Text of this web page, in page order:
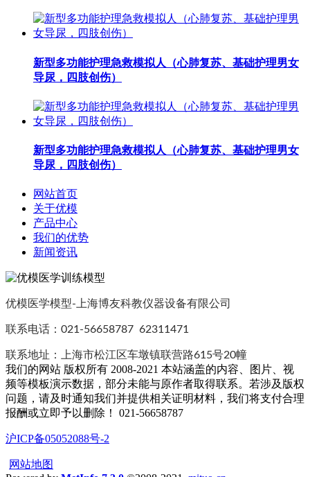
新型多功能护理急救模拟人（心肺复苏、基础护理男女
导尿，四肢创伤）
新型多功能护理急救模拟人（心肺复苏、基础护理男女
导尿，四肢创伤）
网站首页
关于优模
产品中心
我们的优势
新闻资讯
优模医学模型-上海博友科教仪器设备有限公司
联系电话：021-56658787 62311471
联系地址：上海市松江区车墩镇联营路615号20幢
我们的网站 版权所有 2008-2021 本站涵盖的内容、图片、视
频等模板演示数据，部分未能与原作者取得联系。若涉及版权
问题，请及时通知我们并提供相关证明材料，我们将支付合理
报酬或立即予以删除！ 021-56658787
沪ICP备05052088号-2
网站地图